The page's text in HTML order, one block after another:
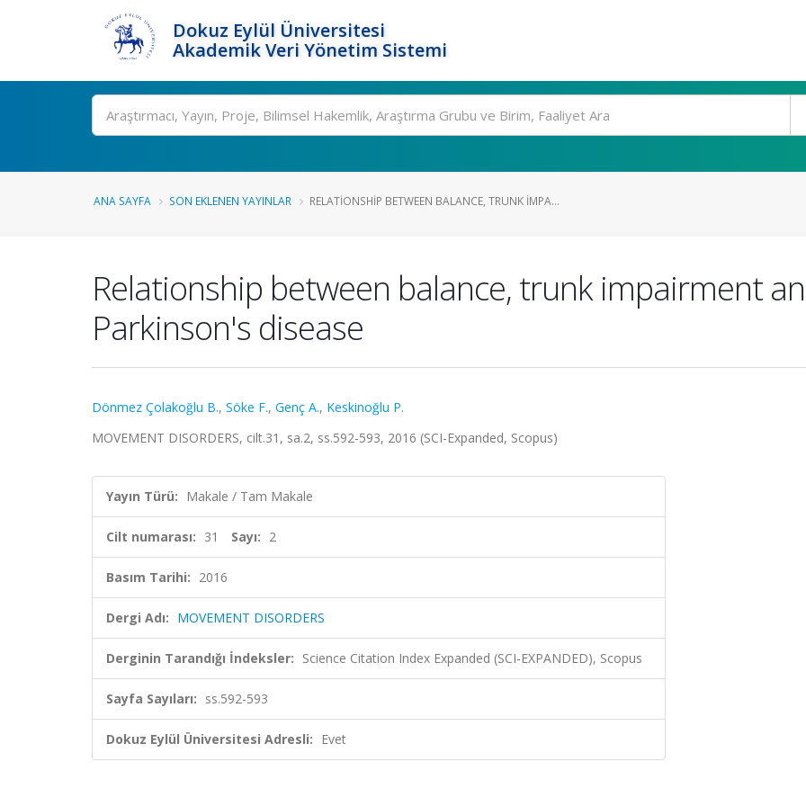
Dokuz Eylül Üniversitesi
Akademik Veri Yönetim Sistemi
Ara
ANA SAYFA SON EKLENEN YAYINLAR RELATIONSHIP BETWEEN BALANCE, TRUNK IMPA...
Relationship between balance, trunk impairment
Parkinson's disease
Dönmez Çolakoğlu B., Söke F., Genç A., Keskinoğlu P.
MOVEMENT DISORDERS, cilt.31, sa.2, ss.592-593, 2016 (SCI-Expanded, Scopus)
Yayın Türü: Makale / Tam Makale
Cilt numarası: 31 Sayı: 2
Basım Tarihi: 2016
Dergi Adı: MOVEMENT DISORDERS
Derginin Tarandığı İndeksler: Science Citation Index Expanded (SCI-EXPANDED), Scopus
Sayfa Sayıları: ss.592-593
Dokuz Eylül Üniversitesi Adresli: Evet